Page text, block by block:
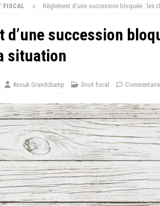
FISCAL Règlement d’une succession bloquée : les
d’une succession
situation
Anouk Grandchamp Droit fiscal